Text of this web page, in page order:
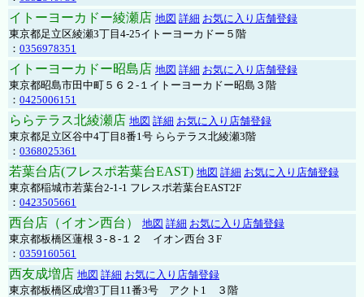
イトーヨーカドー綾瀬店 地図 詳細 お気に入り店舗登録
東京都足立区綾瀬3丁目4-25イトーヨーカドー５階
： 0356978351
イトーヨーカドー昭島店 地図 詳細 お気に入り店舗登録
東京都昭島市田中町５６２-１イトーヨーカドー昭島３階
： 0425006151
ららテラス北綾瀬店 地図 詳細 お気に入り店舗登録
東京都足立区谷中4丁目8番1号 ららテラス北綾瀬3階
： 0368025361
若葉台店(フレスポ若葉台EAST) 地図 詳細 お気に入り店舗登録
東京都稲城市若葉台2-1-1 フレスポ若葉台EAST2F
： 0423505661
西台店（イオン西台） 地図 詳細 お気に入り店舗登録
東京都板橋区蓮根３-８-１２ イオン西台３F
： 0359160561
西友成増店 地図 詳細 お気に入り店舗登録
東京都板橋区成増3丁目11番3号 アクト1 ３階